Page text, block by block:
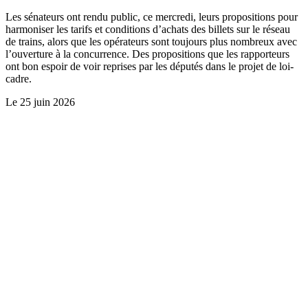
Les sénateurs ont rendu public, ce mercredi, leurs propositions pour
harmoniser les tarifs et conditions d’achats des billets sur le réseau
de trains, alors que les opérateurs sont toujours plus nombreux avec
l’ouverture à la concurrence. Des propositions que les rapporteurs
ont bon espoir de voir reprises par les députés dans le projet de loi-
cadre.
Le 25 juin 2026